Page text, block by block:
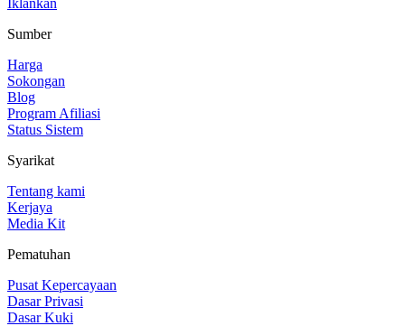
Sumber
Harga
Sokongan
Blog
Program Afiliasi
Status Sistem
Syarikat
Tentang kami
Kerjaya
Media Kit
Pematuhan
Pusat Kepercayaan
Dasar Privasi
Dasar Kuki